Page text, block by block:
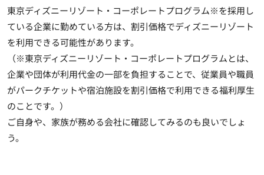
東京ディズニーリゾート・コーポレートプログラム※を採用し
ている企業に勤めている方は、割引価格でディズニーリゾート
を利用できる可能性があります。
（※東京ディズニーリゾート・コーポレートプログラムとは、
企業や団体が利用代金の一部を負担することで、従業員や職員
がパークチケットや宿泊施設を割引価格で利用できる福利厚生
のことです。）
ご自身や、家族が務める会社に確認してみるのも良いでしょ
う。